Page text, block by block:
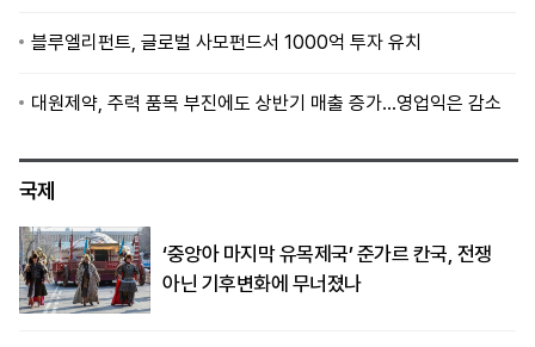
블루엘리펀트, 글로벌 사모펀드서 1000억 투자 유치
대원제약, 주력 품목 부진에도 상반기 매출 증가…영업익은 감소
국제
‘중앙아 마지막 유목제국’ 준가르 칸국, 전쟁
아닌 기후변화에 무너졌나